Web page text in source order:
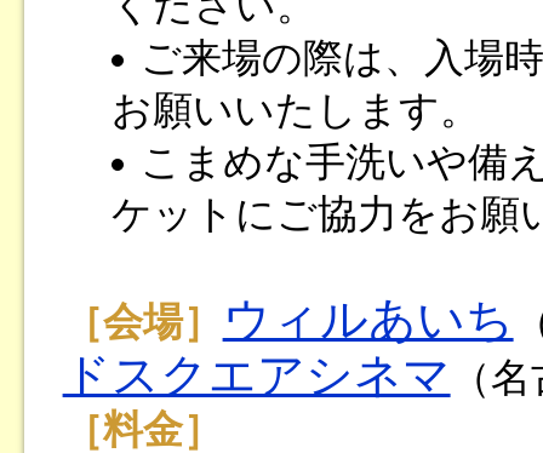
ご来場の際は、入場
お願いいたします。
こまめな手洗いや備
ケットにご協力をお願
［会場］ ウィルあいち
ドスクエアシネマ （
［料金］